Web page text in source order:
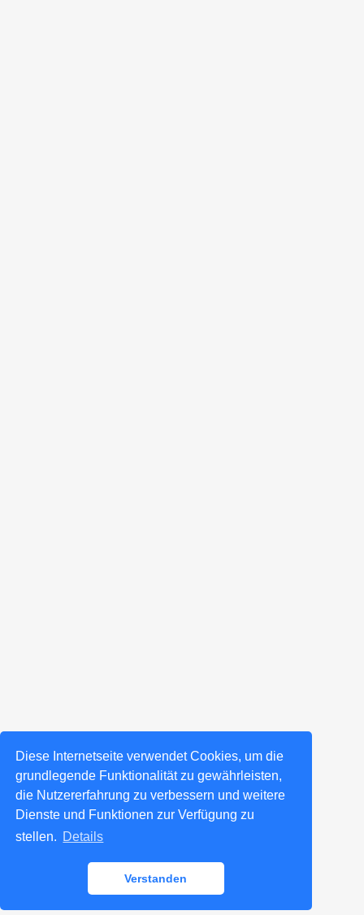
Diese Internetseite verwendet Cookies, um die
grundlegende Funktionalität zu gewährleisten,
die Nutzererfahrung zu verbessern und weitere
Dienste und Funktionen zur Verfügung zu
stellen. Details
Verstanden